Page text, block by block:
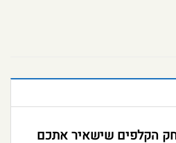
הקלפים שישאיר אתכם